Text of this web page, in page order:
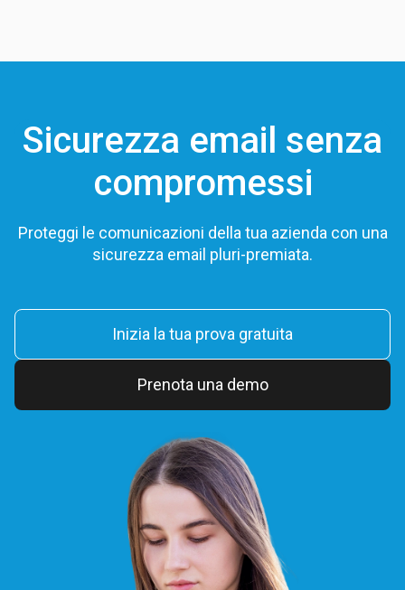
Sicurezza email senza
compromessi
Proteggi le comunicazioni della tua azienda con una
sicurezza email pluri-premiata.
Prenota una demo
Inizia la tua prova gratuita